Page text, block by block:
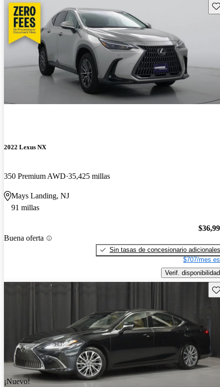
2022 Lexus NX
350 Premium AWD 35,425 millas
Mays Landing, NJ
91 millas
Buena oferta
Sin tasas de concesionario adicionales
$707/mes
Verif. disponibilidad
¡Nuevo!